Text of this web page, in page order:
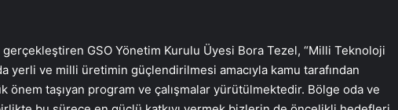
gerçekleştiren GSO Yönetim Kurulu Üyesi Bora Tezel, “Milli Teknoloji
yerli ve milli üretimin güçlendirilmesi amacıyla kamu tarafından
önem taşıyan program ve çalışmalar yürütülmektedir. Bölge oda ve